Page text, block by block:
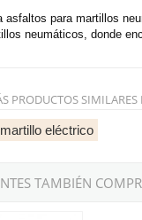
asfaltos para martillos
neumáticos, donde
PRODUCTOS SIMILARES
eléctrico
TAMBIÉN